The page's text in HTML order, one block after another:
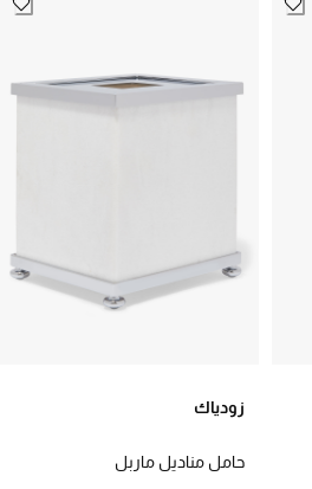
حامل مناديل ماربل
زودياك